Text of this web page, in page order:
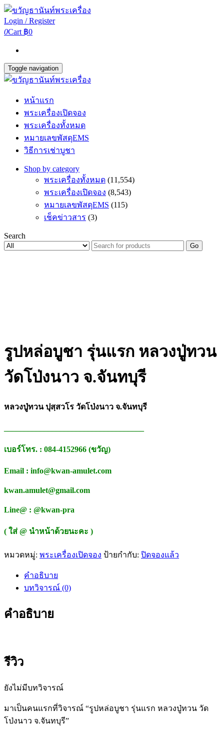
Login / Register
0Cart ฿0
Toggle navigation
หน้าแรก
พระเครื่องเปิดจอง
พระเครื่องทั้งหมด
หมายเลขพัสดุEMS
วิธีการเช่าบูชา
Shop by category
พระเครื่องทั้งหมด (11,554)
พระเครื่องเปิดจอง (8,543)
หมายเลขพัสดุEMS (115)
เช็คข่าวสาร (3)
Search
Go
รูปหล่อบูชา รุ่นแรก หลวงปู่ทวน
วัดโป่งนาว จ.จันทบุรี
หลวงปู่ทวน ปุสฺสวโร วัดโป่งนาว จ.จันทบุรี
เบอร์โทร. : 084-4152966 (ขวัญ)
Email : info@kwan-amulet.com
kwan.amulet@gmail.com
Line@ : @kwan-pra
( ใส่ @ นำหน้าด้วยนะคะ )
หมวดหมู่: พระเครื่องเปิดจอง ป้ายกำกับ: ปิดจองแล้ว
คำอธิบาย
บทวิจารณ์ (0)
คำอธิบาย
รีวิว
ยังไม่มีบทวิจารณ์
มาเป็นคนแรกที่วิจารณ์ “รูปหล่อบูชา รุ่นแรก หลวงปู่ทวน วัด
โป่งนาว จ.จันทบุรี”